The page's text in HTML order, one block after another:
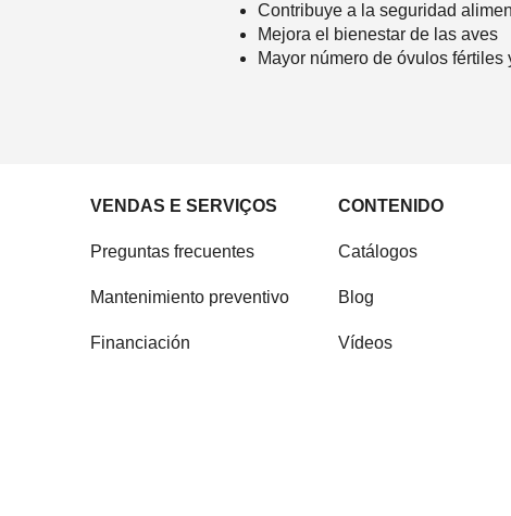
Contribuye a la seguridad
Mejora el bienestar de las aves
Mayor número de óvulos fértiles
VENDAS E SERVIÇOS
Preguntas frecuentes
Mantenimiento preventivo
Financiación
CONTENIDO
Catálogos
Blog
Vídeos